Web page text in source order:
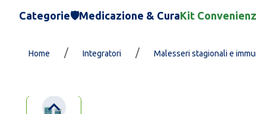
Categorie🛡️Medicazione & CuraKit
Home / Integratori / Malesseri stagionali e